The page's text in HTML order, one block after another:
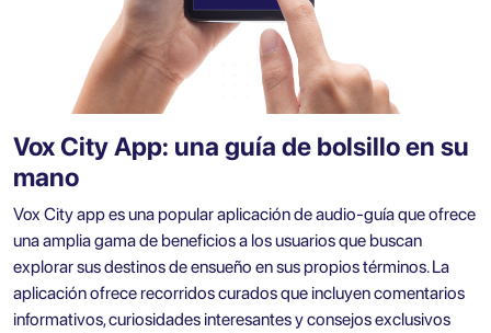
Vox City App: una guía de bolsillo en su
mano
Vox City app es una popular aplicación de audio-guía que ofrece
una amplia gama de beneficios a los usuarios que buscan
explorar sus destinos de ensueño en sus propios términos. La
aplicación ofrece recorridos curados que incluyen comentarios
informativos, curiosidades interesantes y consejos exclusivos